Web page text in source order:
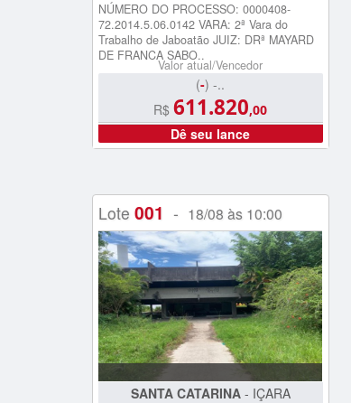
NÚMERO DO PROCESSO: 0000408-
72.2014.5.06.0142 VARA: 2ª Vara do
Trabalho de Jaboatão JUIZ: DRª MAYARD
DE FRANCA SABO..
Valor atual/Vencedor
(-) -..
R$611.820,00
Dê seu lance
Lote 001 - 18/08 às 10:00
SANTA CATARINA- IÇARA